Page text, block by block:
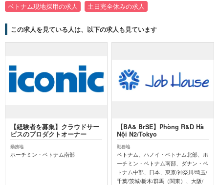
ベトナム現地採用の求人 土日完全休みの求人
この求人を見ている人は、以下の求人も見ています
【経験者を募集】クラウドサー
ビスのプロダクトオーナー
勤務地
ホーチミン・ベトナム南部
【BA& BrSE】Phòng R&D Hà
Nội N2/Tokyo
勤務地
ベトナム、ハノイ・ベトナム北部、ホ
ーチミン・ベトナム南部、ダナン・ベ
トナム中部、日本、東京/神奈川/埼玉/
千葉/茨城/栃木/群馬（関東）、大阪/